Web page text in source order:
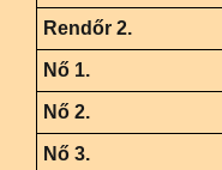
Rendőr 2.
Nő 1.
Nő 2.
Nő 3.